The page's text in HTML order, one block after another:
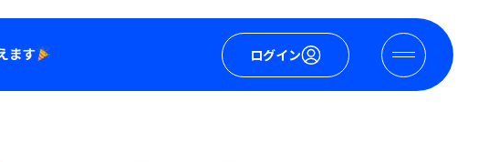
ログイン